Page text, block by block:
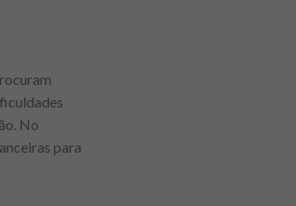
No
para